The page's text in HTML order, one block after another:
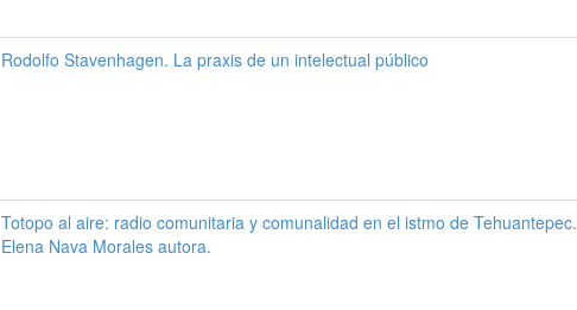
Rodolfo Stavenhagen. La praxis de un intelectual público
Totopo al aire: radio comunitaria y comunalidad en el istmo de Tehuantepec.
Elena Nava Morales autora.